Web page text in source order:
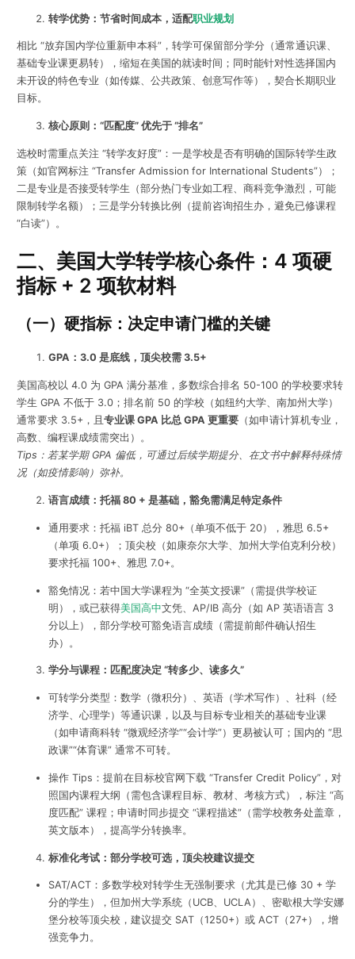
转学优势：节省时间成本，适配职业规划
相比 “放弃国内学位重新申本科”，转学可保留部分学分（通常通识课、
基础专业课更易转），缩短在美国的就读时间；同时能针对性选择国内
未开设的特色专业（如传媒、公共政策、创意写作等），契合长期职业
目标。
核心原则：“匹配度” 优先于 “排名”
选校时需重点关注 “转学友好度”：一是学校是否有明确的国际转学生政
策（如官网标注 “Transfer Admission for International Students”）；
二是专业是否接受转学生（部分热门专业如工程、商科竞争激烈，可能
限制转学名额）；三是学分转换比例（提前咨询招生办，避免已修课程
“白读”）。
二、美国大学转学核心条件：4 项硬
指标 + 2 项软材料
（一）硬指标：决定申请门槛的关键
GPA：3.0 是底线，顶尖校需 3.5+
美国高校以 4.0 为 GPA 满分基准，多数综合排名 50-100 的学校要求转
学生 GPA 不低于 3.0；排名前 50 的学校（如纽约大学、南加州大学）
通常要求 3.5+，且 专业课 GPA 比总 GPA 更重要（如申请计算机专业，
高数、编程课成绩需突出）。
Tips：若某学期 GPA 偏低，可通过后续学期提分、在文书中解释特殊情
况（如疫情影响）弥补。
语言成绩：托福 80 + 是基础，豁免需满足特定条件
通用要求：托福 iBT 总分 80+（单项不低于 20），雅思 6.5+
（单项 6.0+）；顶尖校（如康奈尔大学、加州大学伯克利分校）
要求托福 100+、雅思 7.0+。
豁免情况：若中国大学课程为 “全英文授课”（需提供学校证
明），或已获得美国高中文凭、AP/IB 高分（如 AP 英语语言 3
分以上），部分学校可豁免语言成绩（需提前邮件确认招生
办）。
学分与课程：匹配度决定 “转多少、读多久”
可转学分类型：数学（微积分）、英语（学术写作）、社科（经
济学、心理学）等通识课，以及与目标专业相关的基础专业课
（如申请商科转 “微观经济学”“会计学”）更易被认可；国内的 “思
政课”“体育课” 通常不可转。
操作 Tips：提前在目标校官网下载 “Transfer Credit Policy”，对
照国内课程大纲（需包含课程目标、教材、考核方式），标注 “高
度匹配” 课程；申请时同步提交 “课程描述”（需学校教务处盖章，
英文版本），提高学分转换率。
标准化考试：部分学校可选，顶尖校建议提交
SAT/ACT：多数学校对转学生无强制要求（尤其是已修 30 + 学
分的学生），但加州大学系统（UCB、UCLA）、密歇根大学安娜
堡分校等顶尖校，建议提交 SAT（1250+）或 ACT（27+），增
强竞争力。